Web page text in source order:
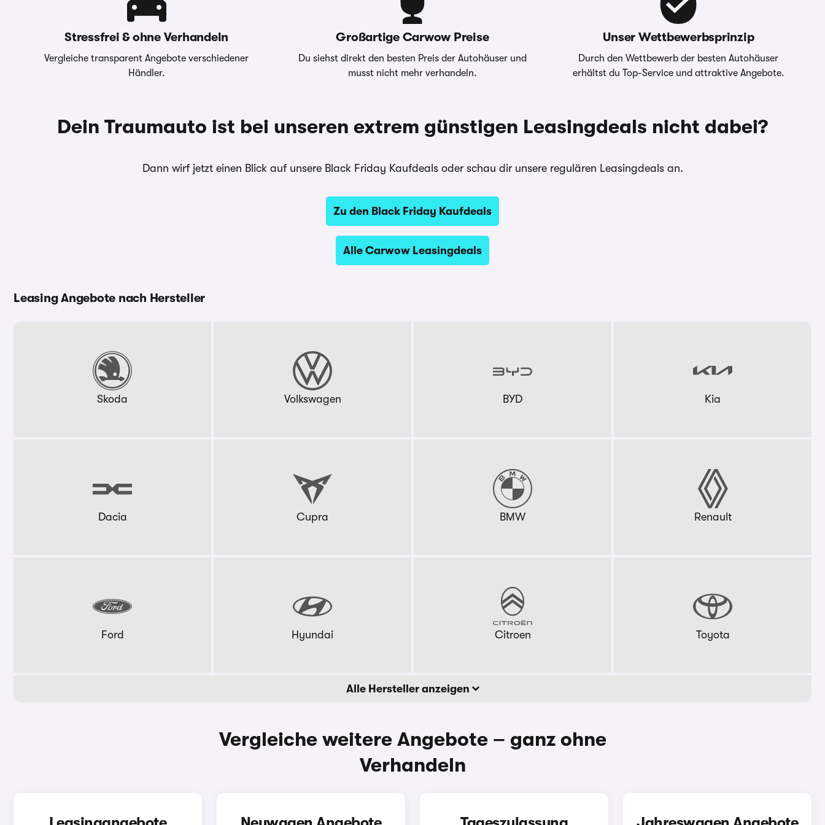
Stressfrei & ohne Verhandeln
Vergleiche transparent Angebote verschiedener
Händler.
Großartige Carwow Preise
Du siehst direkt den besten Preis der Autohäuser und
musst nicht mehr verhandeln.
Unser Wettbewerbsprinzip
Durch den Wettbewerb der besten Autohäuser
erhältst du Top-Service und attraktive Angebote.
Dein Traumauto ist bei unseren extrem günstigen Leasingdeals nicht dabei?
Dann wirf jetzt einen Blick auf unsere Black Friday Kaufdeals oder schau dir unsere regulären Leasingdeals an.
Zu den Black Friday Kaufdeals
Alle Carwow Leasingdeals
Leasing Angebote nach Hersteller
Skoda Volkswagen BYD Kia
Dacia Cupra BMW Renault
Ford Hyundai Citroen Toyota
Alle Hersteller anzeigen
Vergleiche weitere Angebote – ganz ohne
Verhandeln